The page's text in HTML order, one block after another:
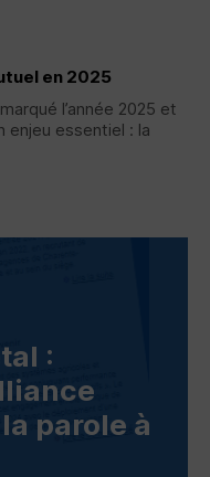
en 2025
l’année 2025 et
enjeu essentiel : la
:
parole à